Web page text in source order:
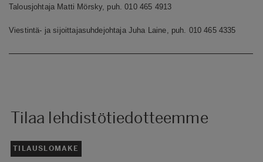
Talousjohtaja Matti Mörsky, puh. 010 465 4913
Viestintä- ja sijoittajasuhdejohtaja Juha Laine, puh. 010 465 4335
Tilaa lehdistötiedotteemme
TILAUSLOMAKE